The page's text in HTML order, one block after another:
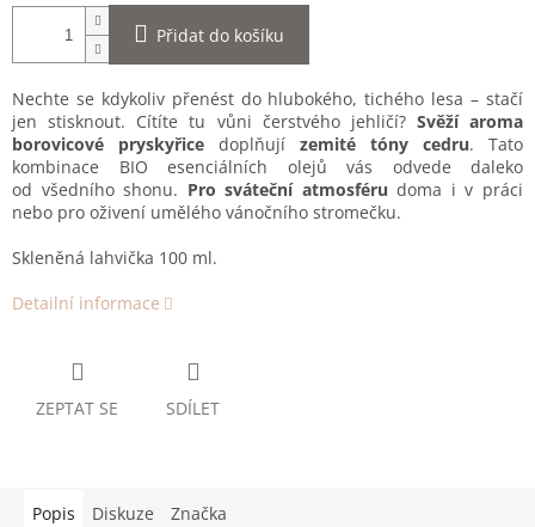
Přidat do košíku
Nechte se kdykoliv přenést do hlubokého, tichého lesa – stačí
jen stisknout. Cítíte tu vůni čerstvého jehličí? Svěží aroma
borovicové pryskyřice doplňují zemité tóny cedru. Tato
kombinace BIO esenciálních olejů vás odvede daleko
od všedního shonu. Pro sváteční atmosféru doma i v práci
nebo pro oživení umělého vánočního stromečku.
Skleněná lahvička 100 ml.
Detailní informace
ZEPTAT SE SDÍLET
Popis Diskuze Značka